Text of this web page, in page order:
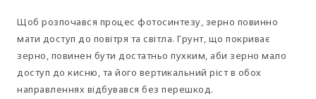
Щоб розпочався процес фотосинтезу, зерно повинно
мати доступ до повітря та світла. Грунт, що покриває
зерно, повинен бути достатньо пухким, аби зерно мало
доступ до кисню, та його вертикальний ріст в обох
направленнях відбувався без перешкод.